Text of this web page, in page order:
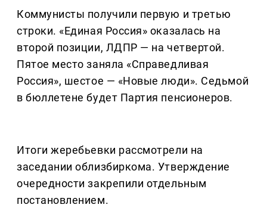
Коммунисты получили первую и третью
строки. «Единая Россия» оказалась на
второй позиции, ЛДПР — на четвертой.
Пятое место заняла «Справедливая
Россия», шестое — «Новые люди». Седьмой
в бюллетене будет Партия пенсионеров.
Итоги жеребьевки рассмотрели на
заседании облизбиркома. Утверждение
очередности закрепили отдельным
постановлением.